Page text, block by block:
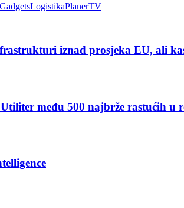
LogistikaPlanerTV
iznad prosjeka EU, ali
među 500 najbrže rastućih u